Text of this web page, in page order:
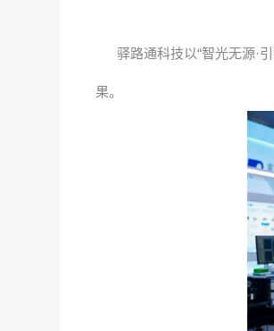
驿路通科技以“智光无源·引
果。